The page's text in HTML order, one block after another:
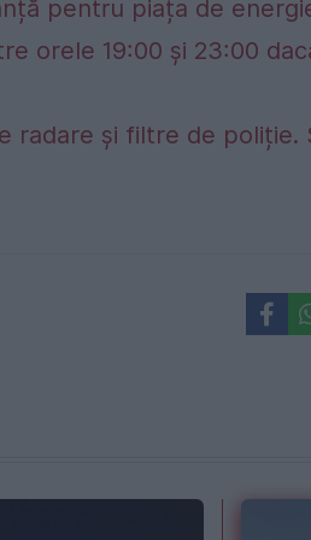
pentru piața de
orele 19:00 și 23:00
radare și filtre de poliție.